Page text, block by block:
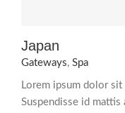
Japan
Gateways, Spa
Lorem ipsum dolor
Suspendisse id